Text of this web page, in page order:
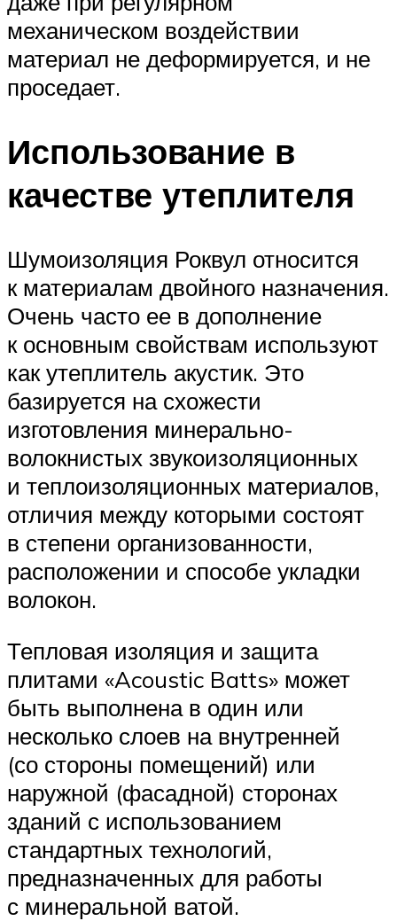
механическом воздействии
материал не деформируется, и не
проседает.
Использование в
качестве утеплителя
Шумоизоляция Роквул относится
к материалам двойного назначения.
Очень часто ее в дополнение
к основным свойствам используют
как утеплитель акустик. Это
базируется на схожести
изготовления минерально-
волокнистых звукоизоляционных
и теплоизоляционных материалов,
отличия между которыми состоят
в степени организованности,
расположении и способе укладки
волокон.
Тепловая изоляция и защита
плитами «Acoustic Batts» может
быть выполнена в один или
несколько слоев на внутренней
(со стороны помещений) или
наружной (фасадной) сторонах
зданий с использованием
стандартных технологий,
предназначенных для работы
с минеральной ватой.